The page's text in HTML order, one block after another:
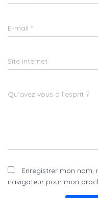
E-mail *
Site internet
Qu’avez vous à l’esprit ?
Enregistrer mon
navigateur pour mon